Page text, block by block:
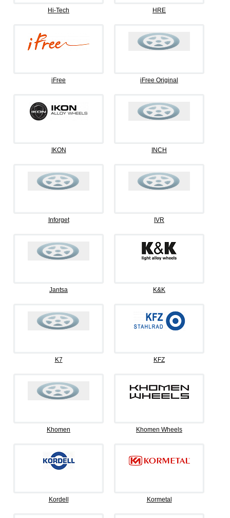
Hi-Tech HRE
iFree iFree Original
IKON INCH
Inforget IVR
Jantsa K&K
K7 KFZ
Khomen Khomen Wheels
Kordell Kormetal